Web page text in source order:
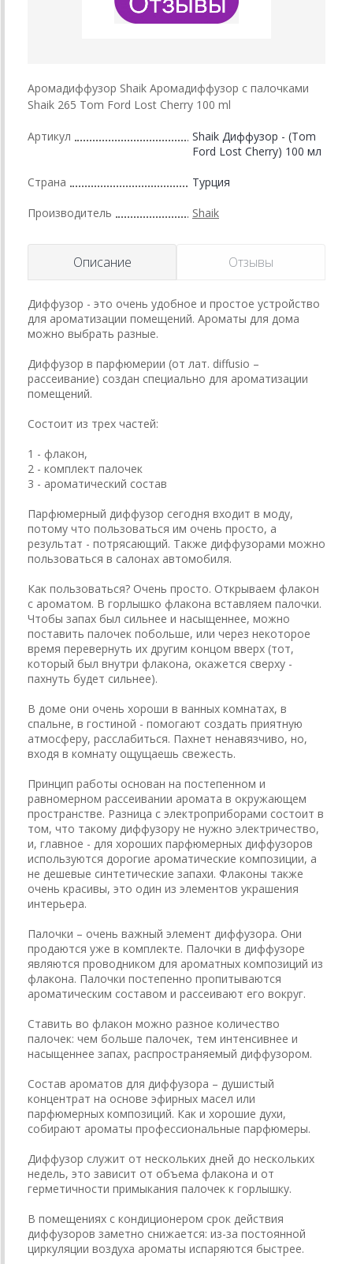
Аромадиффузор Shaik Аромадиффузор с палочками
Shaik 265 Tom Ford Lost Cherry 100 ml
Артикул
Shaik Диффузор - (Tom
Ford Lost Cherry) 100 мл
Страна Турция
Производитель Shaik
Описание Отзывы
Диффузор - это очень удобное и простое устройство
для ароматизации помещений. Ароматы для дома
можно выбрать разные.
Диффузор в парфюмерии (от лат. diffusio –
рассеивание) создан специально для ароматизации
помещений.
Состоит из трех частей:
1 - флакон,
2 - комплект палочек
3 - ароматический состав
Парфюмерный диффузор сегодня входит в моду,
потому что пользоваться им очень просто, а
результат - потрясающий. Также диффузорами можно
пользоваться в салонах автомобиля.
Как пользоваться? Очень просто. Открываем флакон
с ароматом. В горлышко флакона вставляем палочки.
Чтобы запах был сильнее и насыщеннее, можно
поставить палочек побольше, или через некоторое
время перевернуть их другим концом вверх (тот,
который был внутри флакона, окажется сверху -
пахнуть будет сильнее).
В доме они очень хороши в ванных комнатах, в
спальне, в гостиной - помогают создать приятную
атмосферу, расслабиться. Пахнет ненавязчиво, но,
входя в комнату ощущаешь свежесть.
Принцип работы основан на постепенном и
равномерном рассеивании аромата в окружающем
пространстве. Разница с электроприборами состоит в
том, что такому диффузору не нужно электричество,
и, главное - для хороших парфюмерных диффузоров
используются дорогие ароматические композиции, а
не дешевые синтетические запахи. Флаконы также
очень красивы, это один из элементов украшения
интерьера.
Палочки – очень важный элемент диффузора. Они
продаются уже в комплекте. Палочки в диффузоре
являются проводником для ароматных композиций из
флакона. Палочки постепенно пропитываются
ароматическим составом и рассеивают его вокруг.
Ставить во флакон можно разное количество
палочек: чем больше палочек, тем интенсивнее и
насыщеннее запах, распространяемый диффузором.
Состав ароматов для диффузора – душистый
концентрат на основе эфирных масел или
парфюмерных композиций. Как и хорошие духи,
собирают ароматы профессиональные парфюмеры.
Диффузор служит от нескольких дней до нескольких
недель, это зависит от объема флакона и от
герметичности примыкания палочек к горлышку.
В помещениях с кондиционером срок действия
диффузоров заметно снижается: из-за постоянной
циркуляции воздуха ароматы испаряются быстрее.